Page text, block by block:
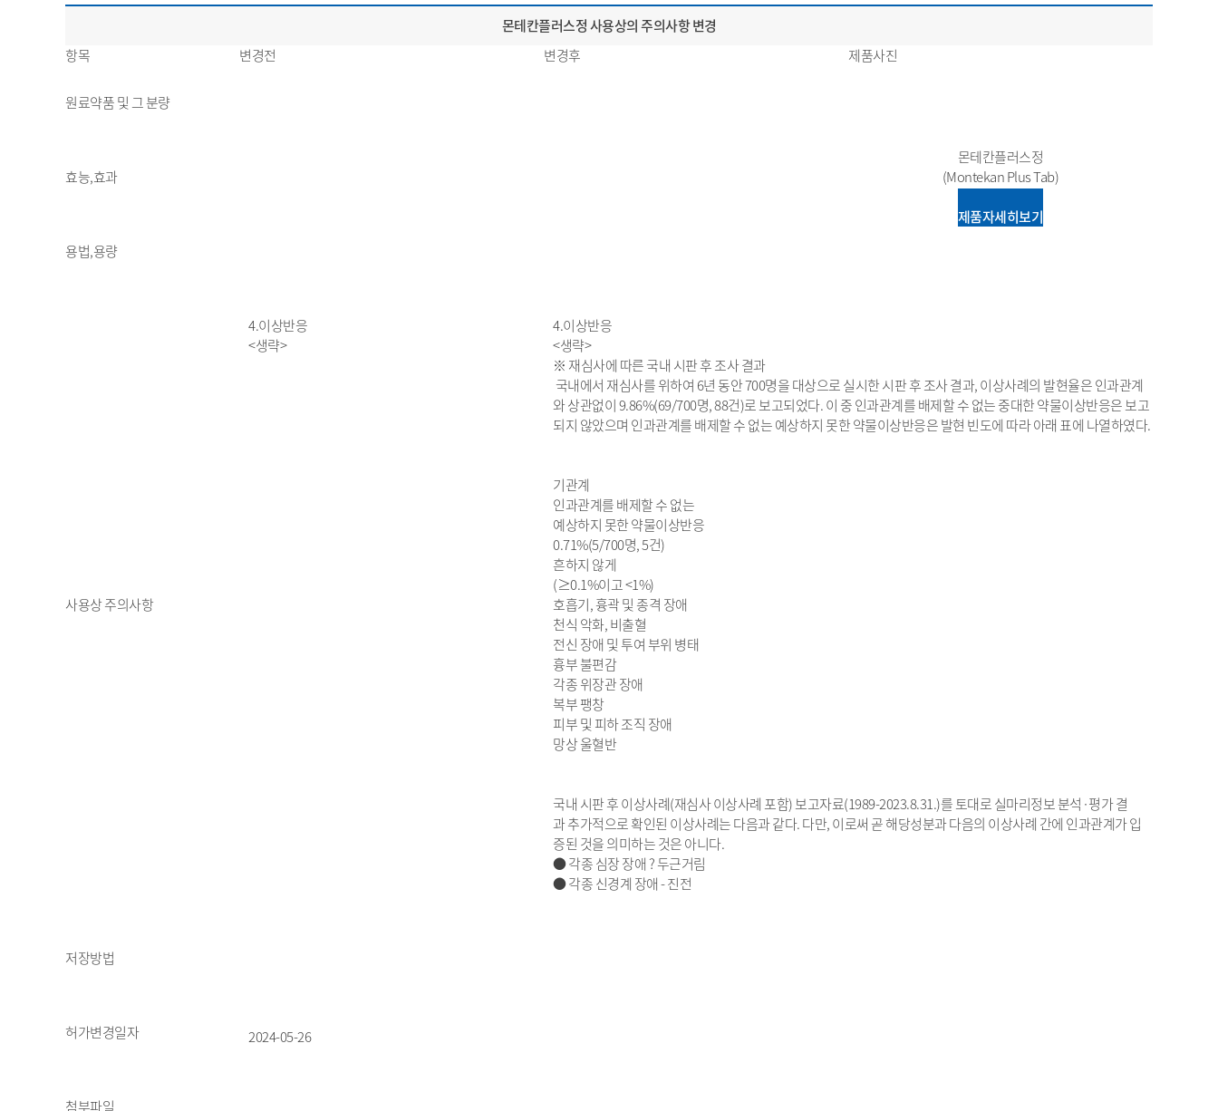
몬테칸플러스정 사용상의 주의사항 변경
항목
변경전 변경후 제품사진
원료약품 및 그 분량
몬테칸플러스정
(Montekan Plus Tab)
제품자세히보기
효능,효과
용법,용량
사용상 주의사항
4.이상반응
<생략>
4.이상반응
<생략>
※ 재심사에 따른 국내 시판 후 조사 결과
국내에서 재심사를 위하여 6년 동안 700명을 대상으로 실시한 시판 후 조사 결과, 이상사례의 발현율은 인과관계
와 상관없이 9.86%(69/700명, 88건)로 보고되었다. 이 중 인과관계를 배제할 수 없는 중대한 약물이상반응은 보고
되지 않았으며 인과관계를 배제할 수 없는 예상하지 못한 약물이상반응은 발현 빈도에 따라 아래 표에 나열하였다.
기관계
인과관계를 배제할 수 없는
예상하지 못한 약물이상반응
0.71%(5/700명, 5건)
흔하지 않게
(≥0.1%이고 <1%)
호흡기, 흉곽 및 종격 장애
천식 악화, 비출혈
전신 장애 및 투여 부위 병태
흉부 불편감
각종 위장관 장애
복부 팽창
피부 및 피하 조직 장애
망상 울혈반
국내 시판 후 이상사례(재심사 이상사례 포함) 보고자료(1989-2023.8.31.)를 토대로 실마리정보 분석·평가 결
과 추가적으로 확인된 이상사례는 다음과 같다. 다만, 이로써 곧 해당성분과 다음의 이상사례 간에 인과관계가 입
증된 것을 의미하는 것은 아니다.
● 각종 심장 장애 ? 두근거림
● 각종 신경계 장애 - 진전
저장방법
허가변경일자 2024-05-26
첨부파일